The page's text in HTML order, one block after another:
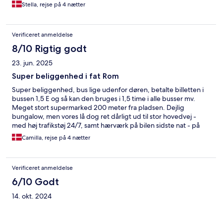
Stella, rejse på 4 nætter
Verificeret anmeldelse
8/10 Rigtig godt
23. jun. 2025
Super beliggenhed i fat Rom
Super beliggenhed, bus lige udenfor døren, betalte billetten i
bussen 1,5 E og så kan den bruges i 1,5 time i alle busser mv.
Meget stort supermarked 200 meter fra pladsen. Dejlig
bungalow, men vores lå dog ret dårligt ud til stor hovedvej -
med høj trafikstøj 24/7, samt hærværk på bilen sidste nat - på
trods af vi holdt på pladsen hvor vi skulle. Men dejlig
campingplads og yderst centralt placeret i fht Rom.
Camilla, rejse på 4 nætter
Verificeret anmeldelse
6/10 Godt
14. okt. 2024